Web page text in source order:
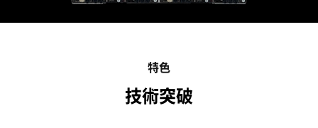
特色
技術突破